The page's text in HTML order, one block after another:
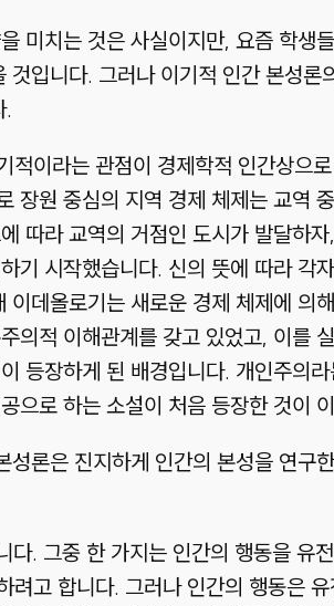
미치는 것은 사실이지만, 요즘 학생
입니다. 그러나 이기적 인간 본성
.
이라는 관점이 경제학적 인간상으
장원 중심의 지역 경제 체제는 교역
따라 교역의 거점인 도시가 발달하
시작했습니다. 신의 뜻에 따라 각
데올로기는 새로운 경제 체제에 의
의적 이해관계를 갖고 있었고, 이를
등장하게 된 배경입니다. 개인주의
으로 하는 소설이 처음 등장한 것이
론은 진지하게 인간의 본성을 연구
. 그중 한 가지는 인간의 행동을 유
고 합니다. 그러나 인간의 행동은